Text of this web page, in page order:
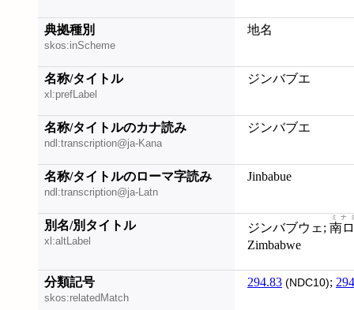
典拠種別
skos:inScheme
地名
名称/タイトル
xl:prefLabel
ジンバブエ
名称/タイトルのカナ読み
ndl:transcription@ja-Kana
ジンバブエ
名称/タイトルのローマ字読み
ndl:transcription@ja-Latn
Jinbabue
別名/別タイトル
xl:altLabel
ジンバブウェ; 南
ミナ
Zimbabwe
分類記号
skos:relatedMatch
294.83 (NDC10);